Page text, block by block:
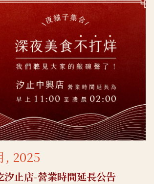
, 2025
汐止店-營業時間延長公告